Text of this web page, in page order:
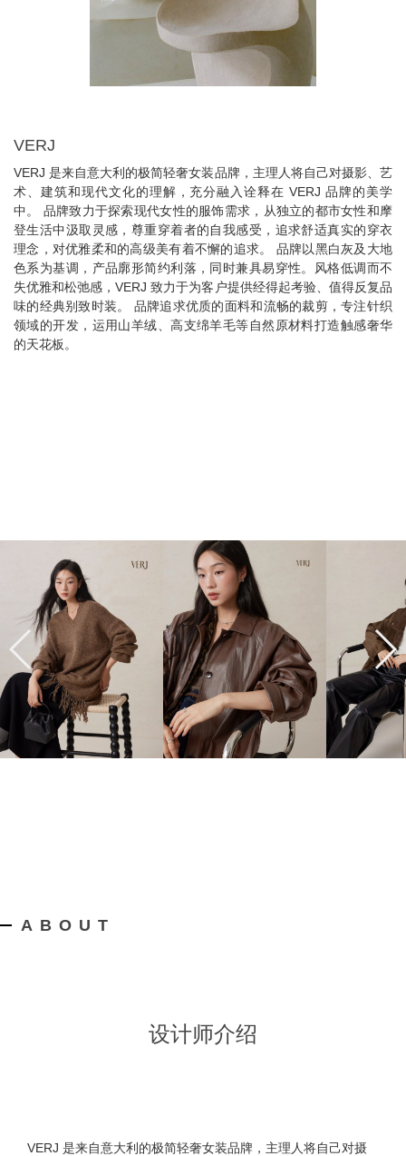
VERJ
VERJ 是来自意大利的极简轻奢女装品牌，主理人将自己对摄影、艺
术、建筑和现代文化的理解，充分融入诠释在 VERJ 品牌的美学
中。 品牌致力于探索现代女性的服饰需求，从独立的都市女性和摩
登生活中汲取灵感，尊重穿着者的自我感受，追求舒适真实的穿衣
理念，对优雅柔和的高级美有着不懈的追求。 品牌以黑白灰及大地
色系为基调，产品廓形简约利落，同时兼具易穿性。风格低调而不
失优雅和松弛感，VERJ 致力于为客户提供经得起考验、值得反复品
味的经典别致时装。 品牌追求优质的面料和流畅的裁剪，专注针织
领域的开发，运用山羊绒、高支绵羊毛等自然原材料打造触感奢华
的天花板。
ABOUT
设计师介绍
VERJ 是来自意大利的极简轻奢女装品牌，主理人将自己对摄